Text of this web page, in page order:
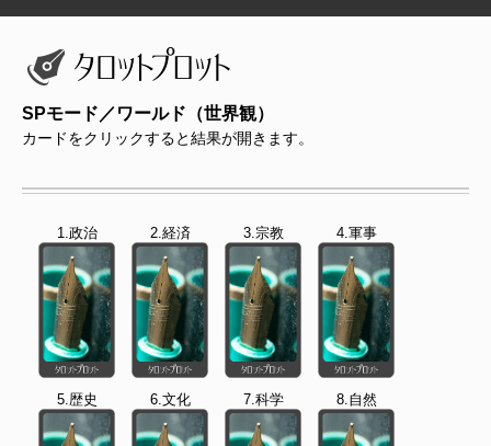
SPモード／ワールド（世界観）
カードをクリックすると結果が開きます。
1.政治 2.経済 3.宗教 4.軍事
5.歴史 6.文化 7.科学 8.自然